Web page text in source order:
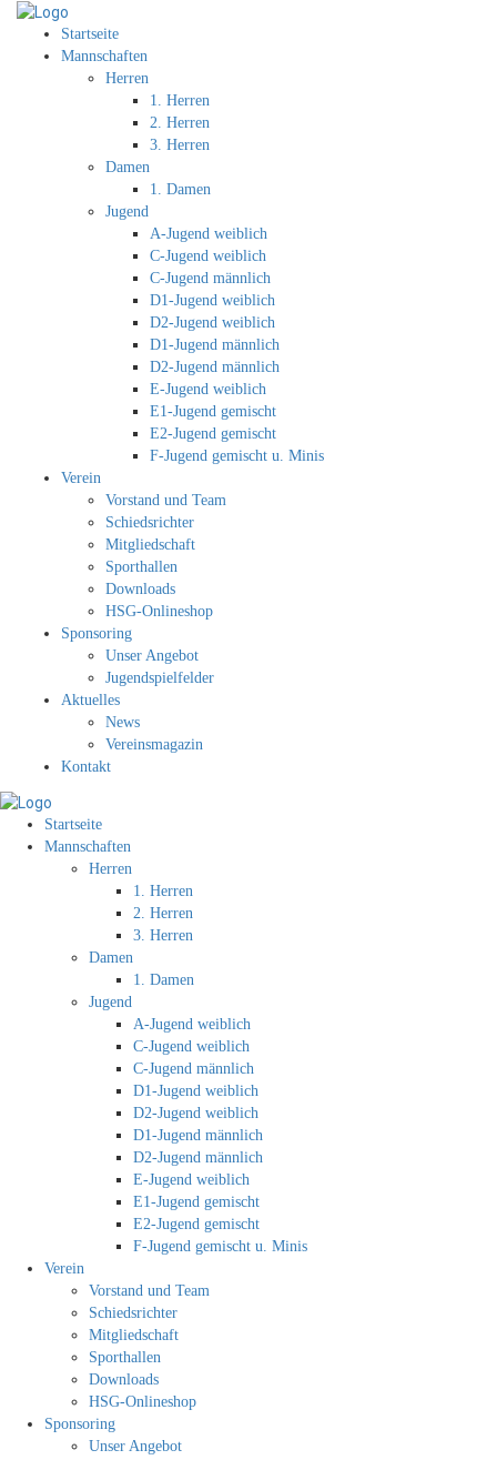
Startseite
Mannschaften
Herren
1. Herren
2. Herren
3. Herren
Damen
1. Damen
Jugend
A-Jugend weiblich
C-Jugend weiblich
C-Jugend männlich
D1-Jugend weiblich
D2-Jugend weiblich
D1-Jugend männlich
D2-Jugend männlich
E-Jugend weiblich
E1-Jugend gemischt
E2-Jugend gemischt
F-Jugend gemischt u. Minis
Verein
Vorstand und Team
Schiedsrichter
Mitgliedschaft
Sporthallen
Downloads
HSG-Onlineshop
Sponsoring
Unser Angebot
Jugendspielfelder
Aktuelles
News
Vereinsmagazin
Kontakt
Startseite
Mannschaften
Herren
1. Herren
2. Herren
3. Herren
Damen
1. Damen
Jugend
A-Jugend weiblich
C-Jugend weiblich
C-Jugend männlich
D1-Jugend weiblich
D2-Jugend weiblich
D1-Jugend männlich
D2-Jugend männlich
E-Jugend weiblich
E1-Jugend gemischt
E2-Jugend gemischt
F-Jugend gemischt u. Minis
Verein
Vorstand und Team
Schiedsrichter
Mitgliedschaft
Sporthallen
Downloads
HSG-Onlineshop
Sponsoring
Unser Angebot